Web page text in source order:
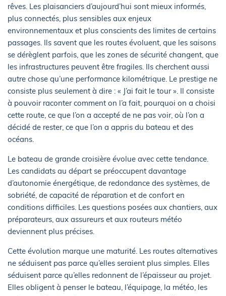
rêves. Les plaisanciers d’aujourd’hui sont mieux informés,
plus connectés, plus sensibles aux enjeux
environnementaux et plus conscients des limites de certains
passages. Ils savent que les routes évoluent, que les saisons
se dérèglent parfois, que les zones de sécurité changent, que
les infrastructures peuvent être fragiles. Ils cherchent aussi
autre chose qu’une performance kilométrique. Le prestige ne
consiste plus seulement à dire : « J’ai fait le tour ». Il consiste
à pouvoir raconter comment on l’a fait, pourquoi on a choisi
cette route, ce que l’on a accepté de ne pas voir, où l’on a
décidé de rester, ce que l’on a appris du bateau et des
océans.
Le bateau de grande croisière évolue avec cette tendance.
Les candidats au départ se préoccupent davantage
d’autonomie énergétique, de redondance des systèmes, de
sobriété, de capacité de réparation et de confort en
conditions difficiles. Les questions posées aux chantiers, aux
préparateurs, aux assureurs et aux routeurs météo
deviennent plus précises.
Cette évolution marque une maturité. Les routes alternatives
ne séduisent pas parce qu’elles seraient plus simples. Elles
séduisent parce qu’elles redonnent de l’épaisseur au projet.
Elles obligent à penser le bateau, l’équipage, la météo, les